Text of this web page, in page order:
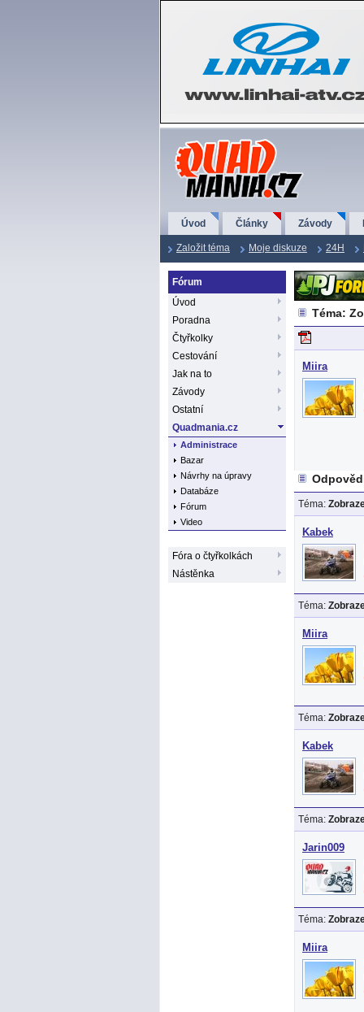
QuadMania.cz
Úvod Články Závody
Založit téma Moje diskuze 24H
Fórum
Úvod
Poradna
Čtyřkolky
Cestování
Jak na to
Závody
Ostatní
Quadmania.cz
Administrace
Bazar
Návrhy na úpravy
Databáze
Fórum
Video
Fóra o čtyřkolkách
Nástěnka
Téma:
Miira
Téma:
Kabek
Téma:
Miira
Téma:
Kabek
Téma:
Jarin009
Téma:
Miira